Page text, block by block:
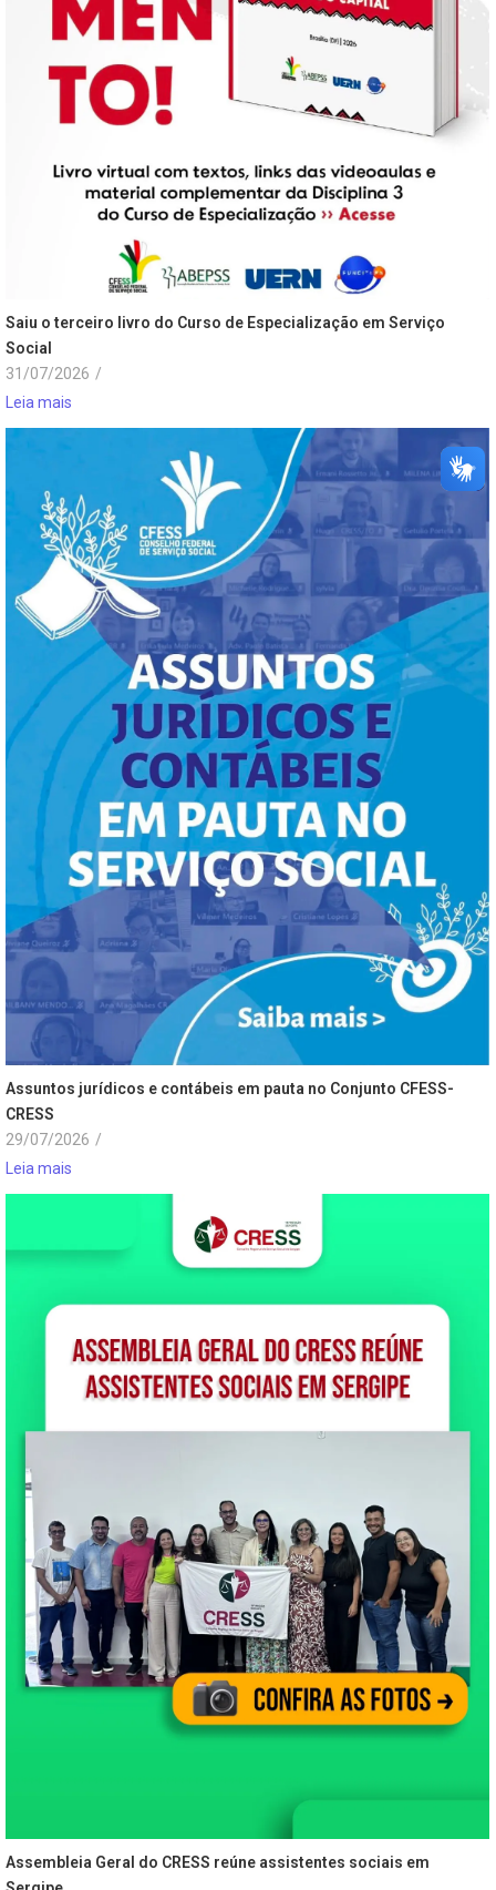
Saiu o terceiro livro do Curso de Especialização em Serviço
Social
31/07/2026 /
Leia mais
Assuntos jurídicos e contábeis em pauta no Conjunto CFESS-
CRESS
29/07/2026 /
Leia mais
Assembleia Geral do CRESS reúne assistentes sociais em